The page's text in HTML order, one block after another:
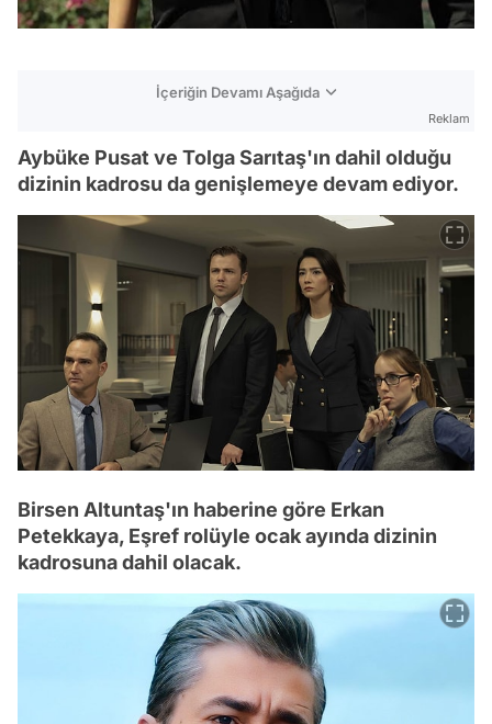
İçeriğin Devamı Aşağıda
Reklam
Aybüke Pusat ve Tolga Sarıtaş'ın dahil olduğu
dizinin kadrosu da genişlemeye devam ediyor.
Birsen Altuntaş'ın haberine göre Erkan
Petekkaya, Eşref rolüyle ocak ayında dizinin
kadrosuna dahil olacak.